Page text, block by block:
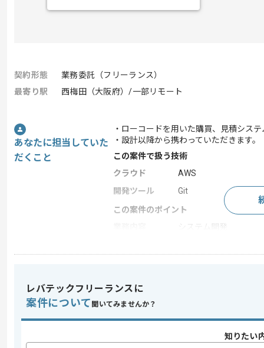
契約形態
業務委託（フリーランス）
最寄り駅
西梅田（大阪府）/一部リモート
あなたに担当していた
だくこと
・ローコードを用いた購買、見積シス
・設計以降から携わっていただきます。
この案件で扱う技術
クラウド
AWS
開発ツール
Git
この案件のポイント
スキル
求めるスキル
・DBの操作経験
・設計経験
レバテックフリーランスに
案件について 聞いてみませんか？
知りたい